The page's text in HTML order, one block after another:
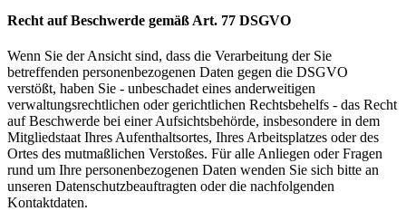
Recht auf Beschwerde gemäß Art. 77 DSGVO
Wenn Sie der Ansicht sind, dass die Verarbeitung der Sie
betreffenden personenbezogenen Daten gegen die DSGVO
verstößt, haben Sie - unbeschadet eines anderweitigen
verwaltungsrechtlichen oder gerichtlichen Rechtsbehelfs - das Recht
auf Beschwerde bei einer Aufsichtsbehörde, insbesondere in dem
Mitgliedstaat Ihres Aufenthaltsortes, Ihres Arbeitsplatzes oder des
Ortes des mutmaßlichen Verstoßes. Für alle Anliegen oder Fragen
rund um Ihre personenbezogenen Daten wenden Sie sich bitte an
unseren Datenschutzbeauftragten oder die nachfolgenden
Kontaktdaten.